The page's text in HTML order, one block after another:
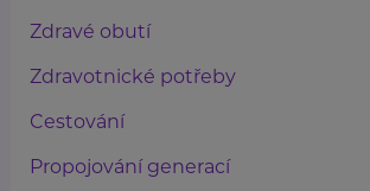
Zdravé obutí
Zdravotnické potřeby
Cestování
Propojování generací